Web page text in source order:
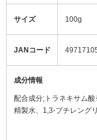
サイズ 100g
JANコード
成分情報
配合成分;トラネキサム
精製水、1,3-ブチレング
質、ジペンタエリトリ